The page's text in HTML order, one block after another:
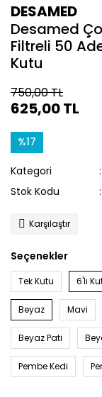
DESAMED
Desamed
Filtreli 50
Kutu
750,00 TL
625,00 TL
%17
Kategori
Stok Kodu
Karşılaştır
Seçenekler
Tek Kutu 6'lı
Beyaz Mavi
Beyaz Pati
Pembe Kedi